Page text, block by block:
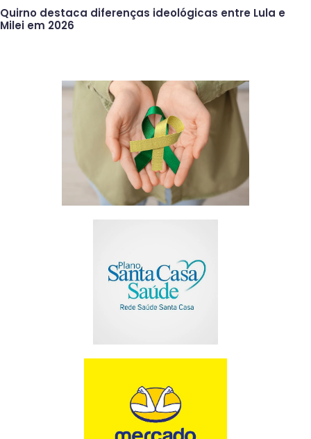
Quirno destaca diferenças ideológicas entre Lula e
Milei em 2026